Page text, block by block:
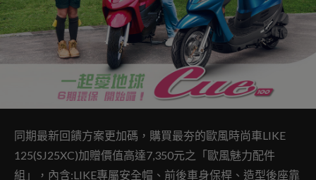
同期最新回饋方案更加碼，購買最夯的歐風時尚車LIKE
125(SJ25XC)加贈價值高達7,350元之「歐風魅力配件
組」，內含:LIKE專屬安全帽、前後車身保桿、造型後座靠